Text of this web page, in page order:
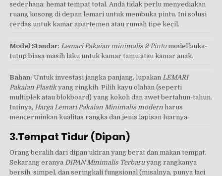
sederhana: hemat tempat total. Anda tidak perlu menyediakan
ruang kosong di depan lemari untuk membuka pintu. Ini solusi
cerdas untuk kamar apartemen atau rumah tipe kecil.
Model Standar: Lemari Pakaian minimalis 2 Pintumodel buka-
tutup biasa masih laku untuk kamar tamu atau kamar anak.
Bahan: Untuk investasi jangka panjang, lupakan LEMARI
Pakaian Plastikyang ringkih. Pilih kayu olahan (seperti
multiplek atau blokboard) yang kokoh dan awet bertahun-tahun.
Intinya, Harga Lemari Pakaian Minimalis modern harus
mencerminkan kualitas rangka dan jenis lapisan luarnya.
3.Tempat Tidur (Dipan)
Orang beralih dari dipan ukiran yang berat dan makan tempat.
Sekarang eranya DIPAN Minimalis Terbaruyang rangkanya
bersih, simpel, dan seringkali fungsional (misalnya, punya laci